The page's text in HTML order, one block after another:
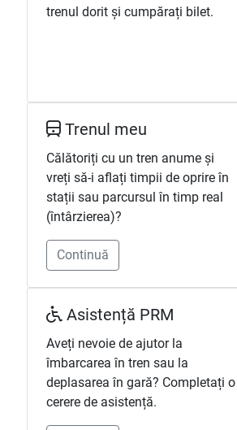
trenul dorit și cumpărați bilet.
Trenul meu
Călătoriți cu un tren anume și
vreți să-i aflați timpii de oprire în
stații sau parcursul în timp real
(întârzierea)?
Continuă
Asistență PRM
Aveți nevoie de ajutor la
îmbarcarea în tren sau la
deplasarea în gară? Completați o
cerere de asistență.